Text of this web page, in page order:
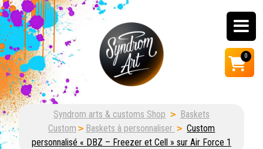
0
Customisation, graffiti
& street art shop
Syndrom arts & customs Shop > Baskets
Custom > Baskets à personnaliser > Custom
personnalisé « DBZ – Freezer et Cell » sur Air Force 1